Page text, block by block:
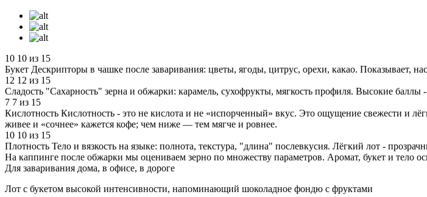
10 10 из 15
Букет Дескрипторы в чашке после заваривания: цветы, ягоды, цитрус, орехи, какао. Показывает,
12 12 из 15
Сладость "Сахарность" зерна и обжарки: карамель, сухофрукты, мягкость профиля. Высокие
7 7 из 15
Кислотность Кислотность - это не кислота и не «испорченный» вкус. Это ощущение свежести и
живее и «сочнее» кажется кофе; чем ниже — тем мягче и ровнее.
10 10 из 15
Плотность Тело и вязкость на языке: полнота, текстура, "длина" послевкусия. Лёгкий лот -
На каппинге после обжарки мы оцениваем зерно по множеству параметров. Аромат, букет и тело
Для заваривания дома, в офисе, в дороге
Лот с букетом высокой интенсивности, напоминающий шоколадное фондю с фруктами